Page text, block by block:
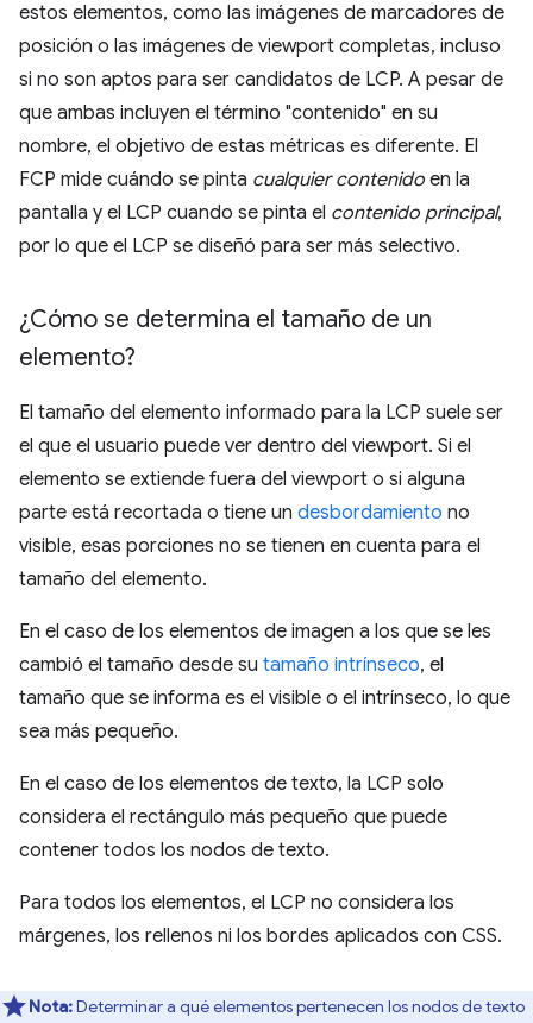
estos elementos, como las imágenes de marcadores de
posición o las imágenes de viewport completas, incluso
si no son aptos para ser candidatos de LCP. A pesar de
que ambas incluyen el término "contenido" en su
nombre, el objetivo de estas métricas es diferente. El
FCP mide cuándo se pinta cualquier contenido en la
pantalla y el LCP cuando se pinta el contenido principal,
por lo que el LCP se diseñó para ser más selectivo.
¿Cómo se determina el tamaño de un
elemento?
El tamaño del elemento informado para la LCP suele ser
el que el usuario puede ver dentro del viewport. Si el
elemento se extiende fuera del viewport o si alguna
parte está recortada o tiene un desbordamiento no
visible, esas porciones no se tienen en cuenta para el
tamaño del elemento.
En el caso de los elementos de imagen a los que se les
cambió el tamaño desde su tamaño intrínseco, el
tamaño que se informa es el visible o el intrínseco, lo que
sea más pequeño.
En el caso de los elementos de texto, la LCP solo
considera el rectángulo más pequeño que puede
contener todos los nodos de texto.
Para todos los elementos, el LCP no considera los
márgenes, los rellenos ni los bordes aplicados con CSS.
Nota:Determinar a qué elementos pertenecen los nodos de texto